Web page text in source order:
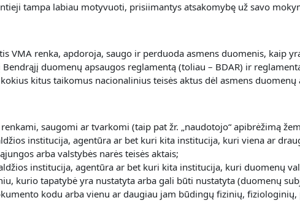
tampa labiau motyvuoti, prisiimantys atsakomybę už savo
renka, apdoroja, saugo ir perduoda asmens duomenis, kaip
duomenų apsaugos reglamentą (toliau – BDAR) ir
kitus taikomus nacionalinius teisės aktus dėl asmens
saugomi ar tvarkomi (taip pat žr. „naudotojo“ apibrėžimą
institucija, agentūra ar bet kuri kita institucija, kuri viena ar
arba valstybės narės teisės aktais;
institucija, agentūra ar bet kuri kita institucija, kuri duomenų
kurio tapatybė yra nustatyta arba gali būti nustatyta (duomenų
kodu arba vienu ar daugiau jam būdingų fizinių,